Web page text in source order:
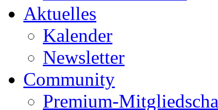
Aktuelles
Kalender
Newsletter
Community
Premium-